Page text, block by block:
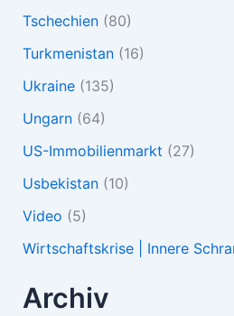
Tschechien(80)
Turkmenistan(16)
Ukraine(135)
Ungarn(64)
US-Immobilienmarkt (27)
Usbekistan(10)
Video (5)
Wirtschaftskrise | Innere
Archiv